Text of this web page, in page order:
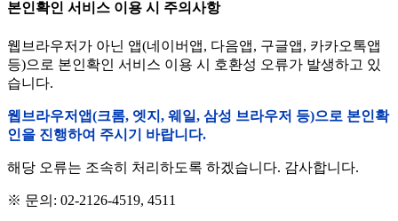
본인확인 서비스 이용 시 주의사항
웹브라우저가 아닌 앱(네이버앱, 다음앱, 구글앱, 카카오톡앱
등)으로 본인확인 서비스 이용 시 호환성 오류가 발생하고 있
습니다.
웹브라우저앱(크롬, 엣지, 웨일, 삼성 브라우저 등)으로 본인확
인을 진행하여 주시기 바랍니다.
해당 오류는 조속히 처리하도록 하겠습니다. 감사합니다.
※ 문의: 02-2126-4519, 4511